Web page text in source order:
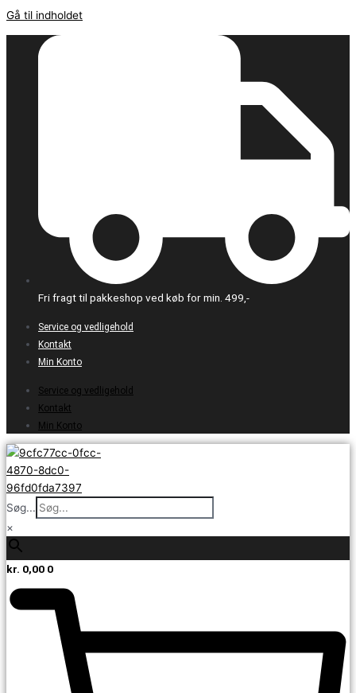
Gå til indholdet
Fri fragt til pakkeshop ved køb for min. 499,-
Service og vedligehold
Kontakt
Min Konto
Service og vedligehold
Kontakt
Min Konto
Søg...
×
kr. 0,00 0